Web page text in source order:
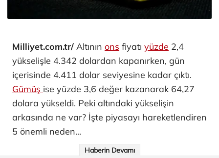
Milliyet.com.tr/ Altının ons fiyatı yüzde 2,4
yükselişle 4.342 dolardan kapanırken, gün
içerisinde 4.411 dolar seviyesine kadar çıktı.
Gümüş ise yüzde 3,6 değer kazanarak 64,27
dolara yükseldi. Peki altındaki yükselişin
arkasında ne var? İşte piyasayı hareketlendiren
5 önemli neden...
Haberin Devamı